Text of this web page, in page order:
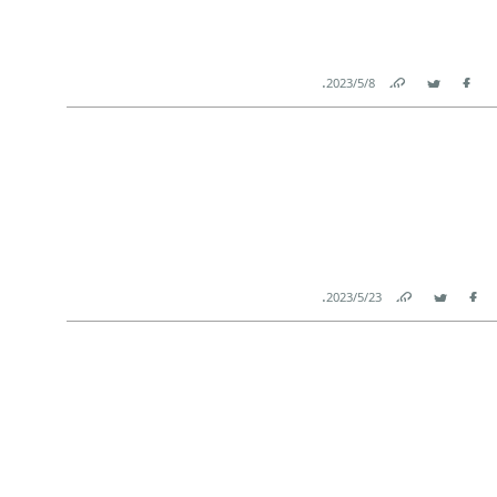
Facebook
Twitter
Link
8‏/5‏/2023
.
Facebook
Twitter
Link
23‏/5‏/2023
.